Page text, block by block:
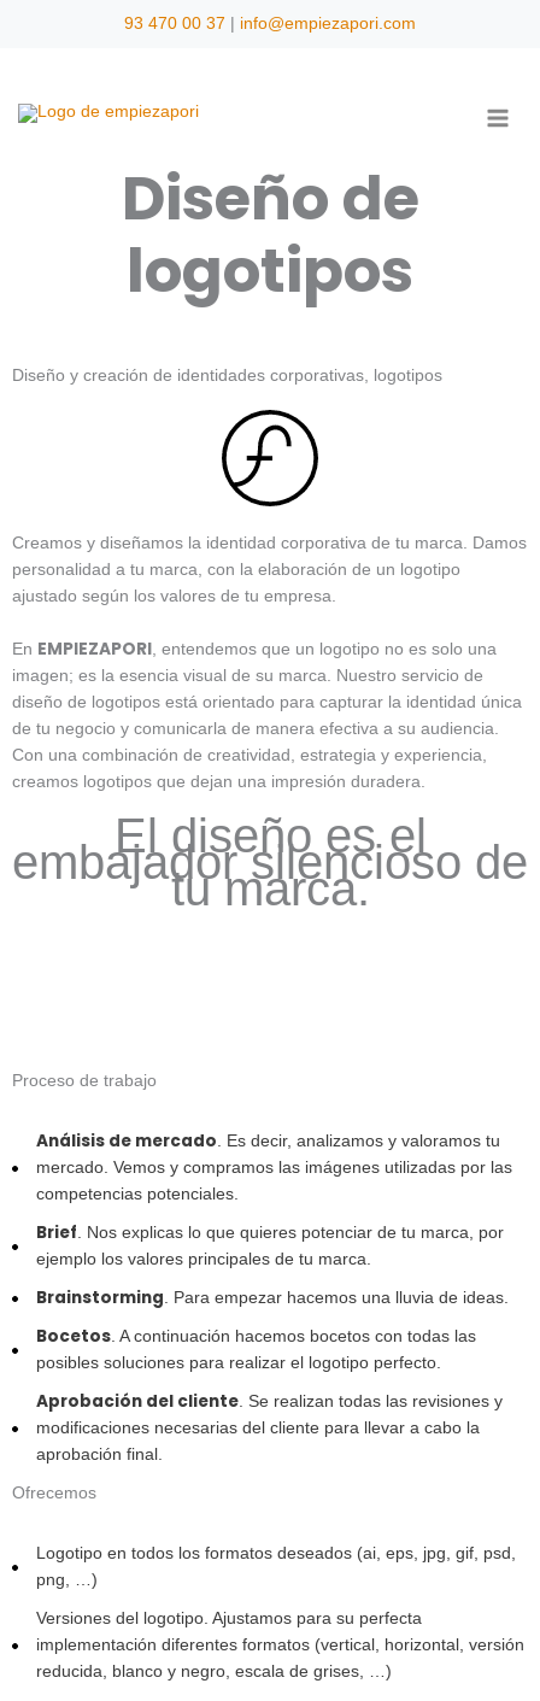
93 470 00 37 info@empiezapori.com
Diseño de
logotipos
Diseño y creación de identidades corporativas, logotipos
Creamos y diseñamos la identidad corporativa de tu marca. Damos
personalidad a tu marca, con la elaboración de un logotipo
ajustado según los valores de tu empresa.
En EMPIEZAPORI, entendemos que un logotipo no es solo una
imagen; es la esencia visual de su marca. Nuestro servicio de
diseño de logotipos está orientado para capturar la identidad única
de tu negocio y comunicarla de manera efectiva a su audiencia.
Con una combinación de creatividad, estrategia y experiencia,
creamos logotipos que dejan una impresión duradera.
El diseño es el
embajador silencioso de
tu marca.
Proceso de trabajo
Análisis de mercado. Es decir, analizamos y valoramos tu
mercado. Vemos y compramos las imágenes utilizadas por las
competencias potenciales.
Brief. Nos explicas lo que quieres potenciar de tu marca, por
ejemplo los valores principales de tu marca.
Brainstorming. Para empezar hacemos una lluvia de ideas.
Bocetos. A continuación hacemos bocetos con todas las
posibles soluciones para realizar el logotipo perfecto.
Aprobación del cliente. Se realizan todas las revisiones y
modificaciones necesarias del cliente para llevar a cabo la
aprobación final.
Ofrecemos
Logotipo en todos los formatos deseados (ai, eps, jpg, gif, psd,
png, …)
Versiones del logotipo. Ajustamos para su perfecta
implementación diferentes formatos (vertical, horizontal, versión
reducida, blanco y negro, escala de grises, …)